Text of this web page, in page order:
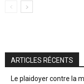
ARTICLES RÉCENTS
Le plaidoyer contre la